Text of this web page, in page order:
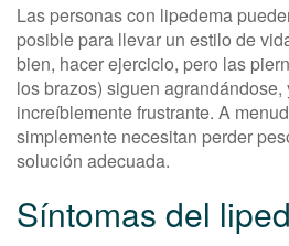
Las personas con lipedema
posible para llevar un estilo de
bien, hacer ejercicio, pero las
los brazos) siguen agrandándose,
increíblemente frustrante. A
simplemente necesitan perder
solución adecuada.
Síntomas del